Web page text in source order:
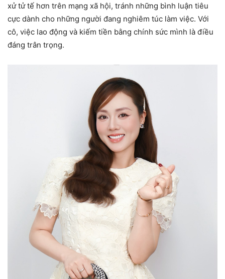
xử tử tế hơn trên mạng xã hội, tránh những bình luận tiêu
cực dành cho những người đang nghiêm túc làm việc. Với
cô, việc lao động và kiếm tiền bằng chính sức mình là điều
đáng trân trọng.